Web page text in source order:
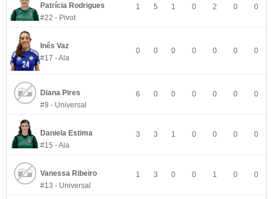
Patrícia Rodrigues
#22 - Pivot
1 5 1 0 2 0 0
Inês Vaz
#17 - Ala
0 0 0 0 0 0 0
Diana Pires
#9 - Universal
6 0 0 0 0 0 0
Daniela Estima
#15 - Ala
3 3 1 0 0 0 0
Vanessa Ribeiro
#13 - Universal
1 3 0 0 1 0 0